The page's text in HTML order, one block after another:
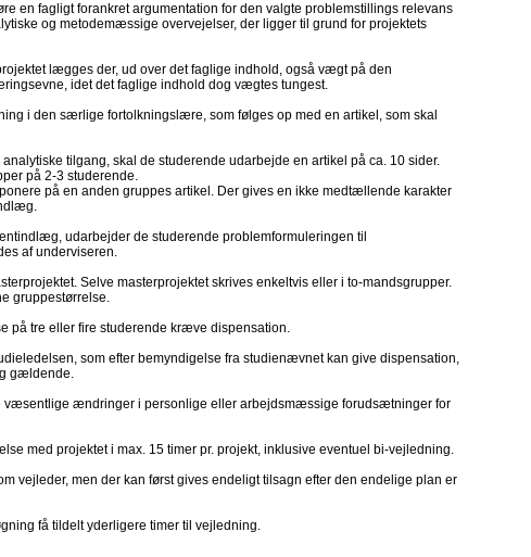
en fagligt forankret argumentation for den valgte problemstillings relevans
og metodemæssige overvejelser, der ligger til grund for projektets
lægges der, ud over det faglige indhold, også vægt på den
idet det faglige indhold dog vægtes tungest.
i den særlige fortolkningslære, som følges op med en artikel, som skal
tilgang, skal de studerende udarbejde en artikel på ca. 10 sider.
på 2-3 studerende.
på en anden gruppes artikel. Der gives en ikke medtællende karakter
udarbejder de studerende problemformuleringen til
af underviseren.
Selve masterprojektet skrives enkeltvis eller i to-mandsgrupper.
gruppestørrelse.
på tre eller fire studerende kræve dispensation.
som efter bemyndigelse fra studienævnet kan give dispensation,
gældende.
ændringer i personlige eller arbejdsmæssige forudsætninger for
med projektet i max. 15 timer pr. projekt, inklusive eventuel bi-vejledning.
vejleder, men der kan først gives endeligt tilsagn efter den endelige plan er
få tildelt yderligere timer til vejledning.